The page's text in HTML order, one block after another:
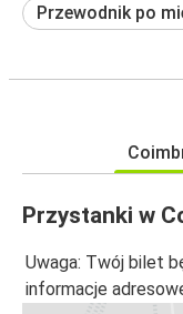
Przewodnik po
Przystanki w
Uwaga: Twój bilet
informacje